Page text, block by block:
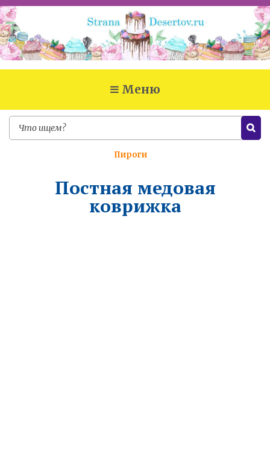
Меню
Пироги
Постная медовая
коврижка